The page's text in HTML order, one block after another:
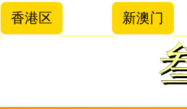
香港区 新澳门